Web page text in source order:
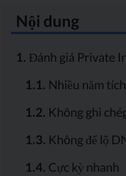
Nội dung
1. Đánh giá Private
1.1. Nhiều năm
1.2. Không ghi
1.3. Không để lộ
1.4. Cực kỳ nhanh